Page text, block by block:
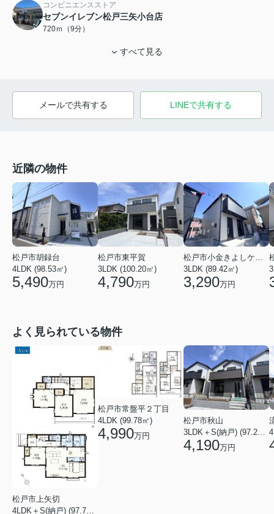
コンビニエンスストア
セブンイレブン松戸三矢小台店
720ｍ（9分）
すべて見る
メールで共有する LINEで共有する
近隣の物件
松戸市胡録台
4LDK (98.53㎡)
5,490万円
松戸市東平賀
3LDK (100.20㎡)
4,790万円
3LDK (89.42㎡)
3,290万円
よく見られている物件
松戸市上矢切
松戸市常盤平２丁目
4LDK (99.78㎡)
4,990万円
松戸市秋山
3LDK＋S(納戸) (97.29㎡)
4,190万円